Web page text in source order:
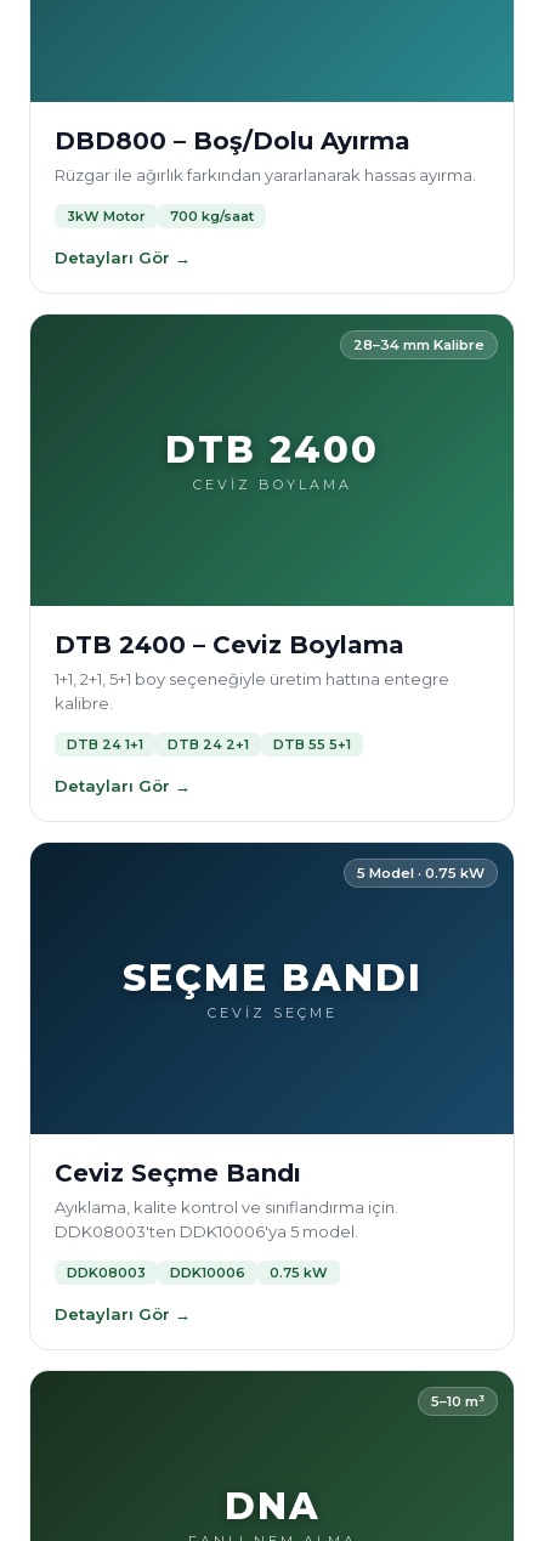
DBD800 – Boş/Dolu Ayırma
Rüzgar ile ağırlık farkından yararlanarak hassas ayırma.
3kW Motor 700 kg/saat
Detayları Gör →
28–34 mm Kalibre
DTB 2400
CEVİZ BOYLAMA
DTB 2400 – Ceviz Boylama
1+1, 2+1, 5+1 boy seçeneğiyle üretim hattına entegre
kalibre.
DTB 24 1+1 DTB 24 2+1 DTB 55 5+1
Detayları Gör →
5 Model · 0.75 kW
SEÇME BANDI
CEVİZ SEÇME
Ceviz Seçme Bandı
Ayıklama, kalite kontrol ve sınıflandırma için.
DDK08003'ten DDK10006'ya 5 model.
DDK08003 DDK10006 0.75 kW
Detayları Gör →
5–10 m³
DNA